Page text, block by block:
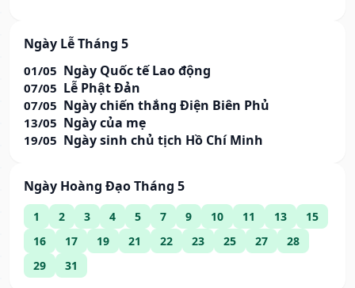
Ngày Lễ Tháng 5
01/05 Ngày Quốc tế Lao động
07/05 Lễ Phật Đản
07/05 Ngày chiến thắng Điện Biên Phủ
13/05 Ngày của mẹ
19/05 Ngày sinh chủ tịch Hồ Chí Minh
Ngày Hoàng Đạo Tháng 5
1 2 3 4 5 7 9 10 11 13
15
16
17 19 21 22 23 25 27
28
29
31